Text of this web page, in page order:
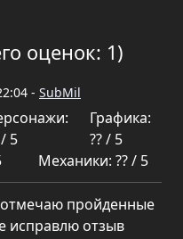
оценок: 1)
- SubMil
5
Графика:
?? / 5
Механики: ?? / 5
пройденные
исправлю отзыв